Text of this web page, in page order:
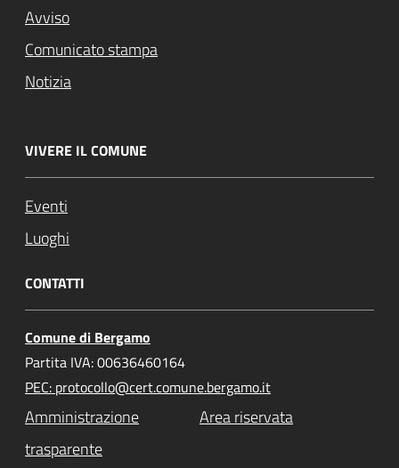
Avviso
Comunicato stampa
Notizia
VIVERE IL COMUNE
Eventi
Luoghi
CONTATTI
Comune di Bergamo
Partita IVA: 00636460164
PEC: protocollo@cert.comune.bergamo.it
Amministrazione
trasparente
Area riservata